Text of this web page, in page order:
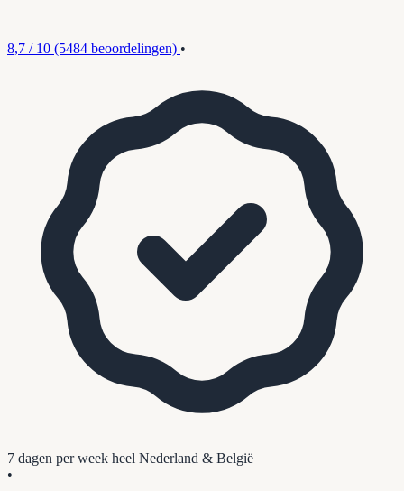
8,7 / 10 (5484 beoordelingen) •
7 dagen per week heel Nederland & België
•